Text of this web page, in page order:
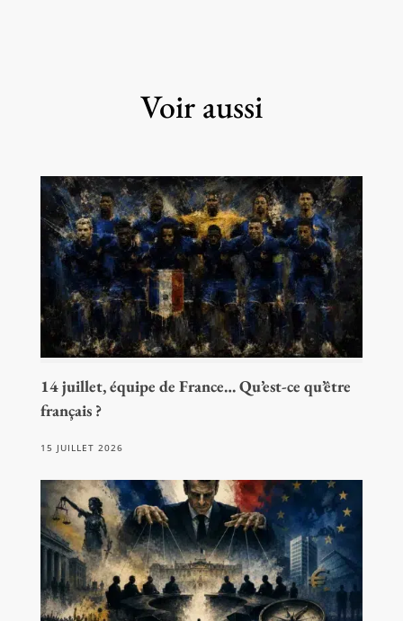
Voir aussi
14 juillet, équipe de France… Qu’est-ce qu’être
français ?
15 JUILLET 2026